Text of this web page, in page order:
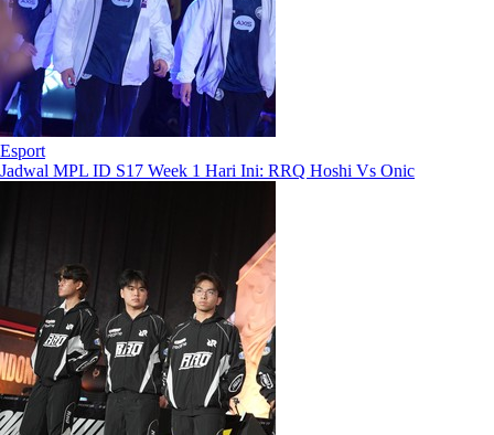
Esport
Jadwal MPL ID S17 Week 1 Hari Ini: RRQ Hoshi Vs Onic